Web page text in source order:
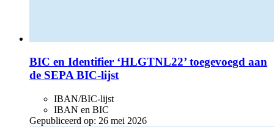
BIC en Identifier ‘HLGTNL22’ toegevoegd aan
de SEPA BIC-lijst
IBAN/BIC-lijst
IBAN en BIC
Gepubliceerd op: 26 mei 2026